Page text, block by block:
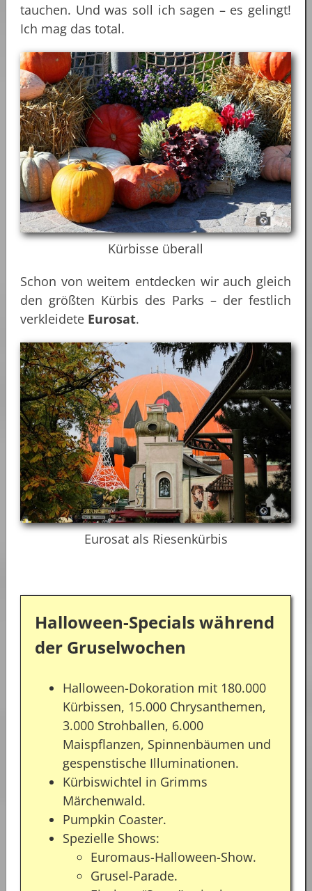
tauchen. Und was soll ich sagen – es gelingt!
Ich mag das total.
Kürbisse überall
Schon von weitem entdecken wir auch gleich
den größten Kürbis des Parks – der festlich
verkleidete Eurosat.
Eurosat als Riesenkürbis
Halloween-Specials während
der Gruselwochen
Halloween-Dokoration mit 180.000
Kürbissen, 15.000 Chrysanthemen,
3.000 Strohballen, 6.000
Maispflanzen, Spinnenbäumen und
gespenstische Illuminationen.
Kürbiswichtel in Grimms
Märchenwald.
Pumpkin Coaster.
Spezielle Shows:
Euromaus-Halloween-Show.
Grusel-Parade.